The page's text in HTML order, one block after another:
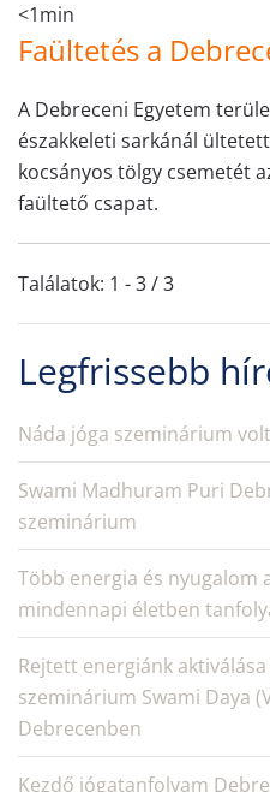
<1min
Faültetés a
A Debreceni Egyetem
északkeleti sarkánál
kocsányos tölgy csemetét
faültető csapat.
Találatok: 1 - 3 / 3
Legfrissebb
Náda jóga szeminárium
Swami Madhuram Puri
szeminárium
Több energia és nyugalom
mindennapi életben
Rejtett energiánk
szeminárium Swami Daya
Debrecenben
Kezdő jógatanfolyam